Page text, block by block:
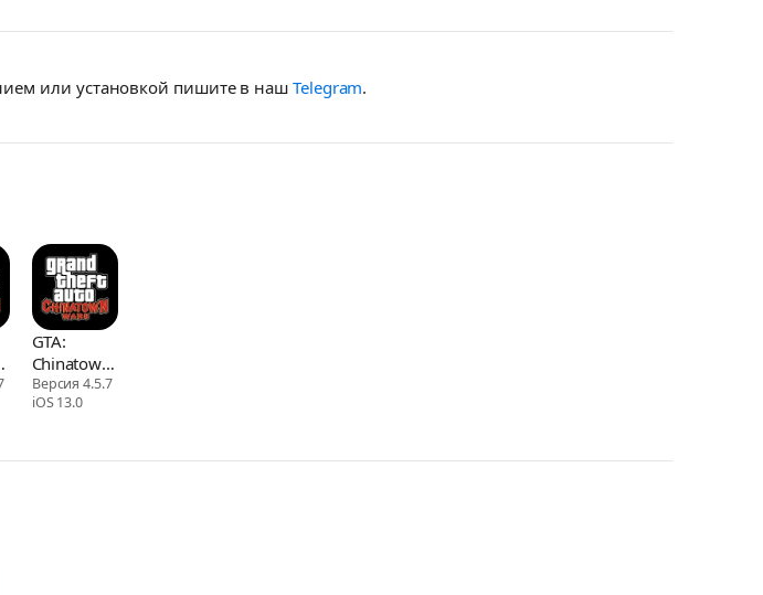
или установкой пишите в нашTelegram.
GTA:
Chinatown
Wars
Версия 4.5.7
iOS 13.0